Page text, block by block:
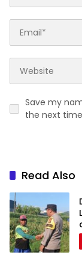
Save my
the next
Read Also